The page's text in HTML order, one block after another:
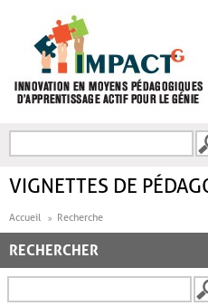
FORMULAIRE DE
VIGNETTES DE
Accueil Recherche
RECHERCHER